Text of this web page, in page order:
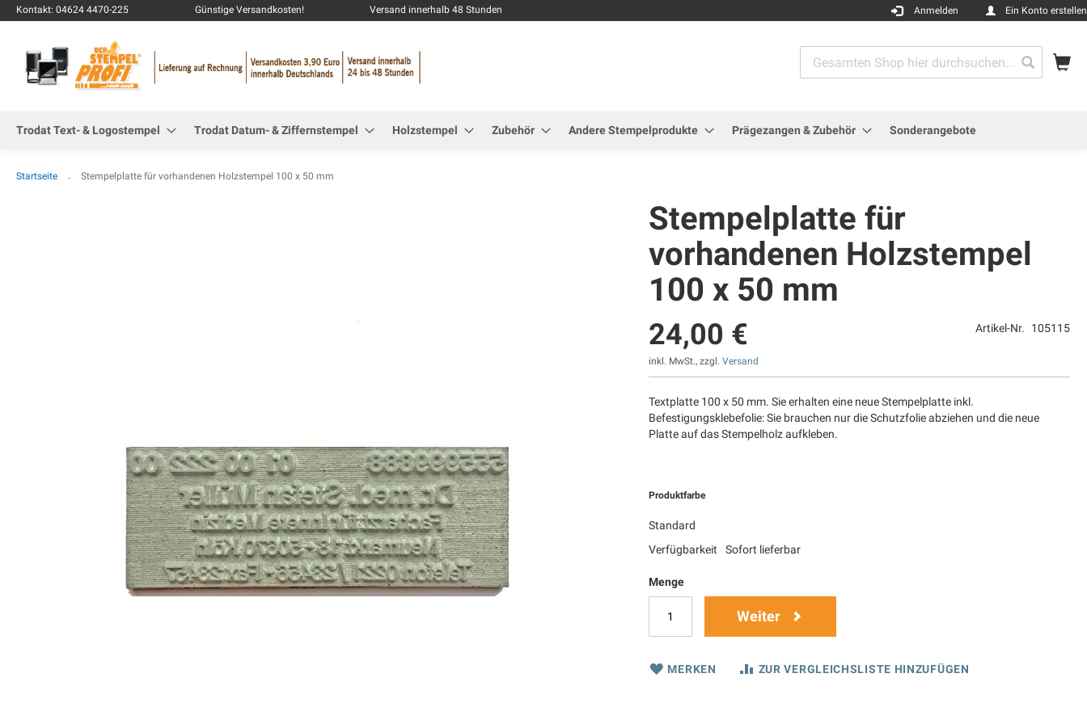
Kontakt: 04624 4470-225 Günstige Versandkosten! Versand innerhalb 48 Stunden Anmelden Ein Konto erstellen
Search
Trodat Text- & Logostempel Trodat Datum- & Ziffernstempel Holzstempel Zubehör Andere Stempelprodukte Prägezangen & Zubehör Sonderangebote
Startseite Stempelplatte für vorhandenen Holzstempel 100 x 50 mm
Stempelplatte für
vorhandenen Holzstempel
100 x 50 mm
24,00 €
inkl. MwSt., zzgl.Versand
Artikel-Nr. 105115
Textplatte 100 x 50 mm. Sie erhalten eine neue Stempelplatte inkl.
Befestigungsklebefolie: Sie brauchen nur die Schutzfolie abziehen und die neue
Platte auf das Stempelholz aufkleben.
Produktfarbe
Standard
Verfügbarkeit
Sofort lieferbar
Menge
Weiter
MERKEN ZUR VERGLEICHSLISTE HINZUFÜGEN